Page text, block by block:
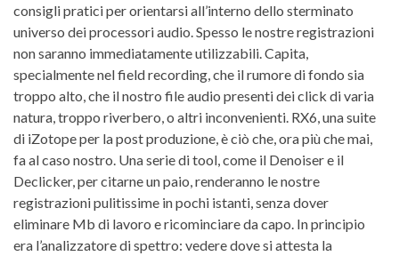
consigli pratici per orientarsi all’interno dello sterminato
universo dei processori audio. Spesso le nostre registrazioni
non saranno immediatamente utilizzabili. Capita,
specialmente nel field recording, che il rumore di fondo sia
troppo alto, che il nostro file audio presenti dei click di varia
natura, troppo riverbero, o altri inconvenienti. RX6, una suite
di iZotope per la post produzione, è ciò che, ora più che mai,
fa al caso nostro. Una serie di tool, come il Denoiser e il
Declicker, per citarne un paio, renderanno le nostre
registrazioni pulitissime in pochi istanti, senza dover
eliminare Mb di lavoro e ricominciare da capo. In principio
era l’analizzatore di spettro: vedere dove si attesta la